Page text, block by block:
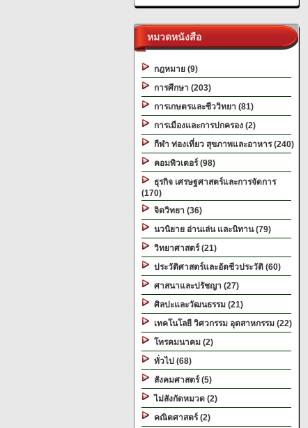
หมวดหนังสือ
กฎหมาย (9)
การศึกษา (203)
การเกษตรและชีววิทยา (81)
การเมืองและการปกครอง (2)
กีฬา ท่องเที่ยว สุขภาพและอาหาร (240)
คอมพิวเตอร์ (98)
ธุรกิจ เศรษฐศาสตร์และการจัดการ
(170)
จิตวิทยา (36)
นวนิยาย อ่านเล่น และนิทาน (79)
วิทยาศาสตร์ (21)
ประวัติศาสตร์และอัตชีวประวัติ (60)
ศาสนาและปรัชญา (27)
ศิลปะและวัฒนธรรม (21)
เทคโนโลยี วิศวกรรม อุตสาหกรรม (22)
โทรคมนาคม (2)
ทั่วไป (68)
สังคมศาสตร์ (5)
ไม่สังกัดหมวด (2)
คณิตศาสตร์ (2)